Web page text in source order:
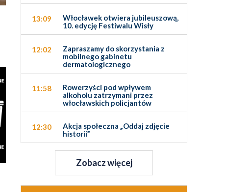
13:09
Włocławek otwiera jubileuszową,
10. edycję Festiwalu Wisły
12:02
Zapraszamy do skorzystania z
mobilnego gabinetu
dermatologicznego
11:58
Rowerzyści pod wpływem
alkoholu zatrzymani przez
włocławskich policjantów
12:30
Akcja społeczna „Oddaj zdjęcie
historii”
Zobacz więcej